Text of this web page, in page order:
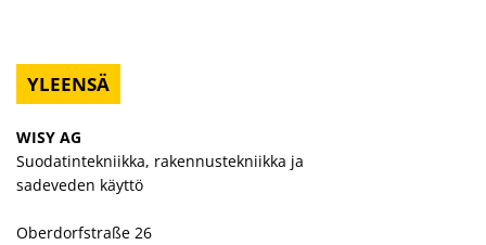
YLEENSÄ
WISY AG
Suodatintekniikka, rakennustekniikka ja
sadeveden käyttö
Oberdorfstraße 26